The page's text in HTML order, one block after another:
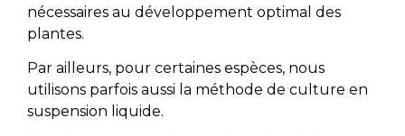
nécessaires au développement optimal des
plantes.
Par ailleurs, pour certaines espèces, nous
utilisons parfois aussi la méthode de culture en
suspension liquide.